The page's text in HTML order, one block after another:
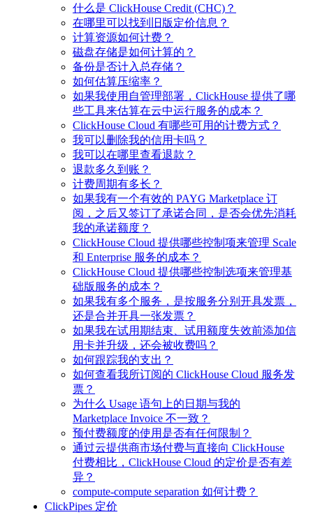
什么是 ClickHouse Credit (CHC)？
在哪里可以找到旧版定价信息？
计算资源如何计费？
磁盘存储是如何计算的？
备份是否计入总存储？
如何估算压缩率？
如果我使用自管理部署，ClickHouse 提供了哪
些工具来估算在云中运行服务的成本？
ClickHouse Cloud 有哪些可用的计费方式？
我可以删除我的信用卡吗？
我可以在哪里查看退款？
退款多久到账？
计费周期有多长？
如果我有一个有效的 PAYG Marketplace 订
阅，之后又签订了承诺合同，是否会优先消耗
我的承诺额度？
ClickHouse Cloud 提供哪些控制项来管理 Scale
和 Enterprise 服务的成本？
ClickHouse Cloud 提供哪些控制选项来管理基
础版服务的成本？
如果我有多个服务，是按服务分别开具发票，
还是合并开具一张发票？
如果我在试用期结束、试用额度失效前添加信
用卡并升级，还会被收费吗？
如何跟踪我的支出？
如何查看我所订阅的 ClickHouse Cloud 服务发
票？
为什么 Usage 语句上的日期与我的
Marketplace Invoice 不一致？
预付费额度的使用是否有任何限制？
通过云提供商市场付费与直接向 ClickHouse
付费相比，ClickHouse Cloud 的定价是否有差
异？
compute-compute separation 如何计费？
ClickPipes 定价